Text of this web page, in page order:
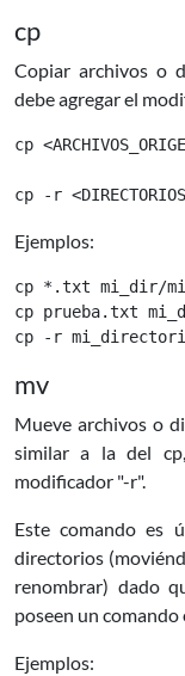
cp
Copiar archivos o
debe agregar el
cp
Ejemplos:
cp *.txt mi_dir/
cp prueba.txt
mv
Mueve archivos o
similar a la del cp
modificador "-r".
Este comando es
directorios
renombrar) dado
poseen un
Ejemplos: